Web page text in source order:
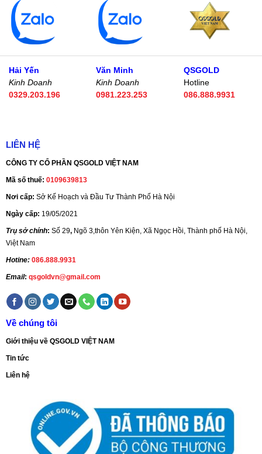
Hải Yến
Kinh Doanh
0329.203.196
Văn Minh
Kinh Doanh
0981.223.253
QSGOLD
Hotline
086.888.9931
LIÊN HỆ
CÔNG TY CỔ PHẦN QSGOLD VIỆT NAM
Mã số thuế: 0109639813
Nơi cấp: Sở Kế Hoạch và Đầu Tư Thành Phố Hà Nội
Ngày cấp: 19/05/2021
Trụ sở chính: Số 29, Ngõ 3,thôn Yên Kiện, Xã Ngọc Hồi, Thành phố Hà Nội,
Việt Nam
Hotine: 086.888.9931
Email: qsgoldvn@gmail.com
Về chúng tôi
Giới thiệu về QSGOLD VIỆT NAM
Tin tức
Liên hệ